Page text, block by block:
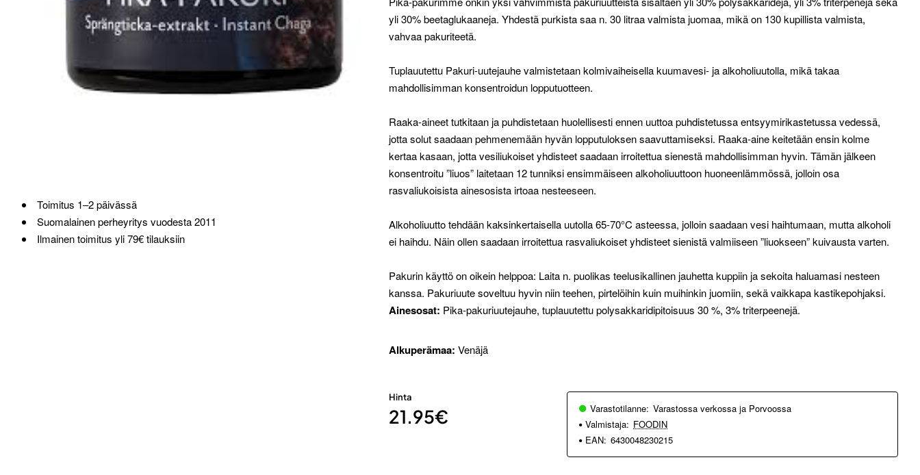
Toimitus 1–2 päivässä
Suomalainen perheyritys vuodesta 2011
Ilmainen toimitus yli 79€ tilauksiin
yli 30% beetaglukaaneja. Yhdestä purkista saa n. 30 litraa valmista juomaa, mikä on 130 kupillista valmista,
vahvaa pakuriteetä.
Tuplauutettu Pakuri-uutejauhe valmistetaan kolmivaiheisella kuumavesi- ja alkoholiuutolla, mikä takaa
mahdollisimman konsentroidun lopputuotteen.
Raaka-aineet tutkitaan ja puhdistetaan huolellisesti ennen uuttoa puhdistetussa entsyymirikastetussa vedessä,
jotta solut saadaan pehmenemään hyvän lopputuloksen saavuttamiseksi. Raaka-aine keitetään ensin kolme
kertaa kasaan, jotta vesiliukoiset yhdisteet saadaan irroitettua sienestä mahdollisimman hyvin. Tämän jälkeen
konsentroitu ”liuos” laitetaan 12 tunniksi ensimmäiseen alkoholiuuttoon huoneenlämmössä, jolloin osa
rasvaliukoisista ainesosista irtoaa nesteeseen.
Alkoholiuutto tehdään kaksinkertaisella uutolla 65-70°C asteessa, jolloin saadaan vesi haihtumaan, mutta alkoholi
ei haihdu. Näin ollen saadaan irroitettua rasvaliukoiset yhdisteet sienistä valmiiseen ”liuokseen” kuivausta varten.
Pakurin käyttö on oikein helppoa: Laita n. puolikas teelusikallinen jauhetta kuppiin ja sekoita haluamasi nesteen
kanssa. Pakuriuute soveltuu hyvin niin teehen, pirtelöihin kuin muihinkin juomiin, sekä vaikkapa kastikepohjaksi.
Ainesosat: Pika-pakuriuutejauhe, tuplauutettu polysakkaridipitoisuus 30 %, 3% triterpeenejä.
Alkuperämaa: Venäjä
Hinta
21.95€ Varastotilanne: Varastossa verkossa ja Porvoossa
Valmistaja: FOODIN
EAN: 6430048230215